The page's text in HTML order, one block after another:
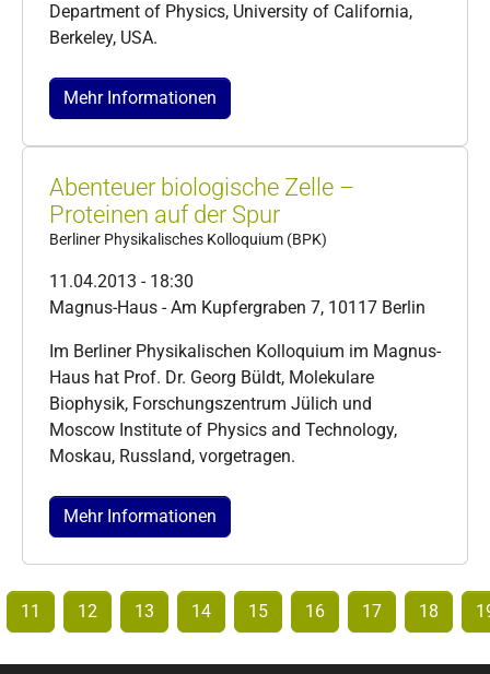
Department of Physics, University of California,
Berkeley, USA.
Mehr Informationen
Abenteuer biologische Zelle –
Proteinen auf der Spur
Berliner Physikalisches Kolloquium (BPK)
11.04.2013 - 18:30
Magnus-Haus - Am Kupfergraben 7, 10117 Berlin
Im Berliner Physikalischen Kolloquium im Magnus-
Haus hat Prof. Dr. Georg Büldt, Molekulare
Biophysik, Forschungszentrum Jülich und
Moscow Institute of Physics and Technology,
Moskau, Russland, vorgetragen.
Mehr Informationen
11 12 13 14 15 16 17 18